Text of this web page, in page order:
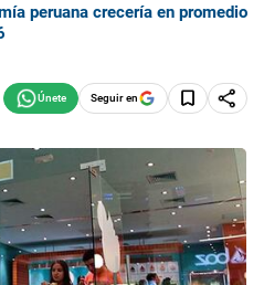
peruana crecería en promedio
Seguir en